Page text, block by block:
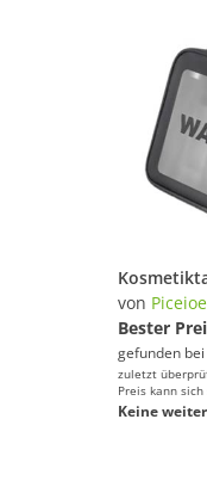
von
Bester
gefunden bei
zuletzt
Preis kann
Keine